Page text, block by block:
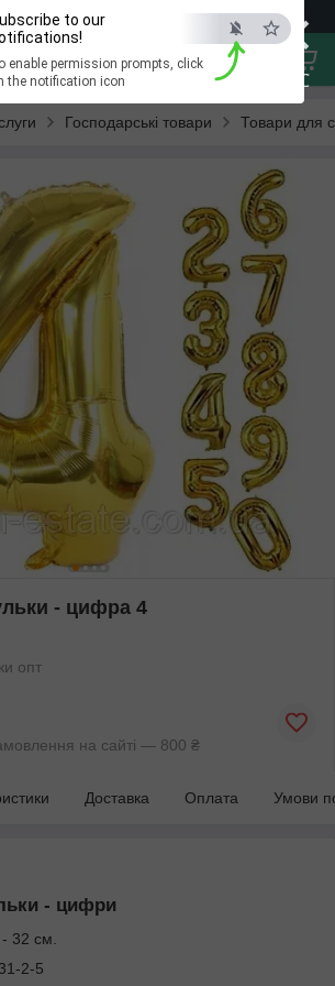
×
ESC
to our
enable permission prompts, click
the notification icon
Господарські товари Товари для
- цифра 4
опт
на сайті — 800 ₴
Доставка Оплата Умови
- цифри
32 см.
2-5